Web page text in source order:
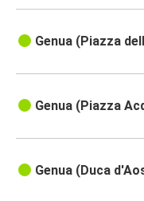
Genua (Piazza
Genua (Piazza
Genua (Duca